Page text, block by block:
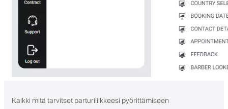
Kaikki mitä tarvitset parturiliikkeesi pyörittämiseen